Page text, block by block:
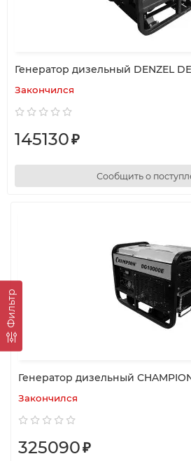
Фильтр
Генератор дизельный DENZEL
Закончился
145130₽
Сообщить о
Генератор дизельный
Закончился
325090₽